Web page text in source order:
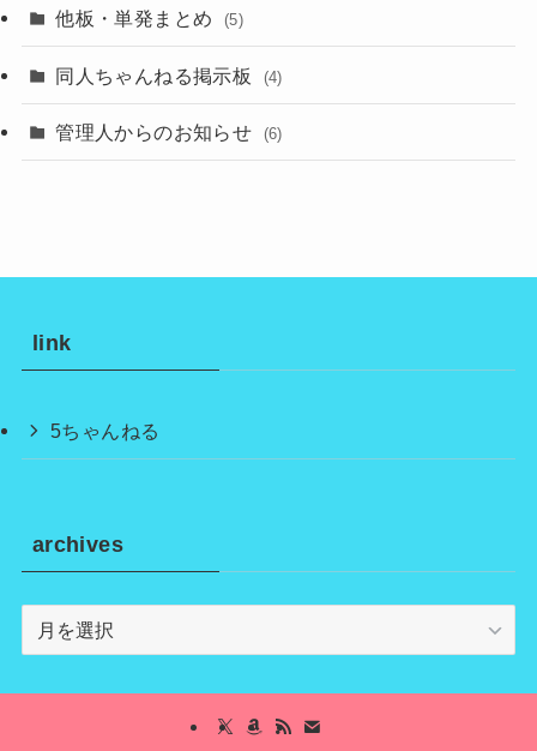
他板・単発まとめ (5)
同人ちゃんねる掲示板 (4)
管理人からのお知らせ (6)
link
5ちゃんねる
archives
archives